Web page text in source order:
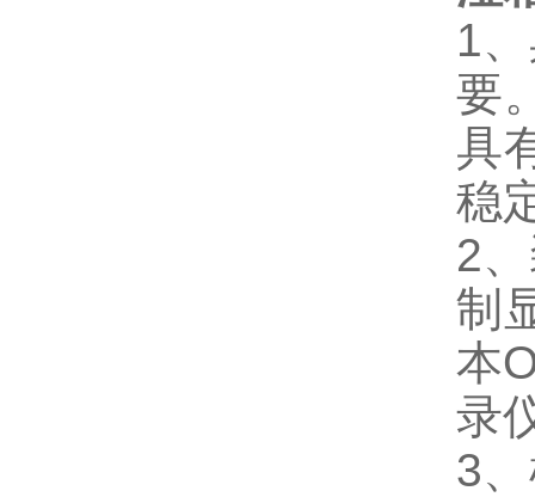
1
要
具
稳
2
制
本
录
3